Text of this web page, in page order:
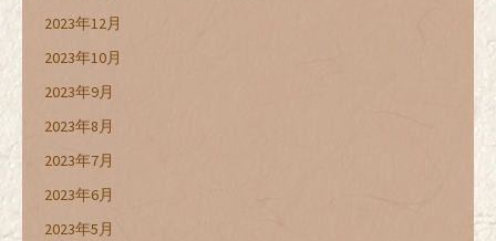
2023年12月
2023年10月
2023年9月
2023年8月
2023年7月
2023年6月
2023年5月